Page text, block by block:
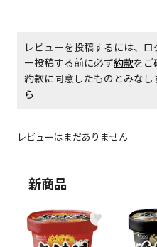
商品購入個数ごとに
レビューを投稿するには、
ー投稿する前に必ず約款をご
約款に同意したものとみな
ら
レビューはまだありません
新商品
♥